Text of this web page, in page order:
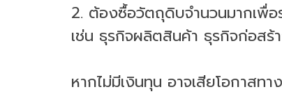
2. ต้องซื้อวัตถุดิบจำนวนมากเพื่อ
เช่น ธุรกิจผลิตสินค้า ธุรกิจก่อส
หากไม่มีเงินทุน อาจเสียโอกาสทา